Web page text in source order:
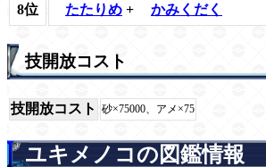
8位 たたりめ + かみくだく
技開放コスト
技開放コスト 砂×75000、アメ×75
ユキメノコの図鑑情報